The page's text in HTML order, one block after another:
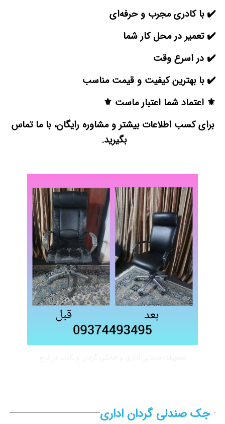
✔️ با کادری مجرب و حرفه‌ای
✔️ تعمیر در محل کار شما
✔️ در اسرع وقت
✔️ با بهترین کیفیت و قیمت مناسب
⚜️ اعتماد شما اعتبار ماست ⚜️
برای کسب اطلاعات بیشتر و مشاوره رایگان، با ما تماس
بگیرید.
جک صندلی گردان اداری